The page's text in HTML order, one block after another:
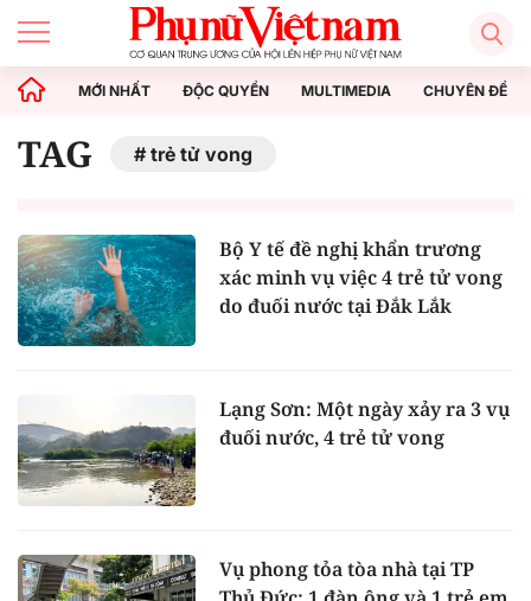
MỚI NHẤT ĐỘC QUYỀN MULTIMEDIA CHUYÊN ĐỀ
TAG trẻ tử vong
Bộ Y tế đề nghị khẩn trương
xác minh vụ việc 4 trẻ tử vong
do đuối nước tại Đắk Lắk
Lạng Sơn: Một ngày xảy ra 3 vụ
đuối nước, 4 trẻ tử vong
Vụ phong tỏa tòa nhà tại TP